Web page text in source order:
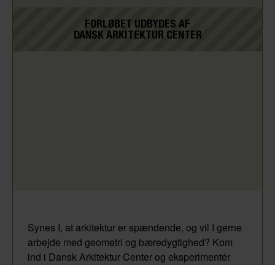
FORLØBET UDBYDES AF
DANSK ARKITEKTUR CENTER
Synes I, at arkitektur er spændende, og vil I gerne
arbejde med geometri og bæredygtighed? Kom
ind i Dansk Arkitektur Center og eksperimentér